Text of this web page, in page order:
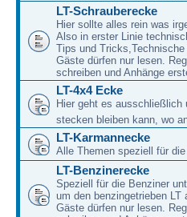
LT-Schrauberecke
Hier sollte alles rein was
Also in erster Linie
Tips und Tricks,Technische
Gäste dürfen nur lesen.
schreiben und Anhänge
LT-4x4 Ecke
Hier geht es ausschließlich
stecken bleiben kann, wo
LT-Karmannecke
Alle Themen speziell für die
LT-Benzinerecke
Speziell für die Benziner
um den benzingetrieben LT
Gäste dürfen nur lesen.